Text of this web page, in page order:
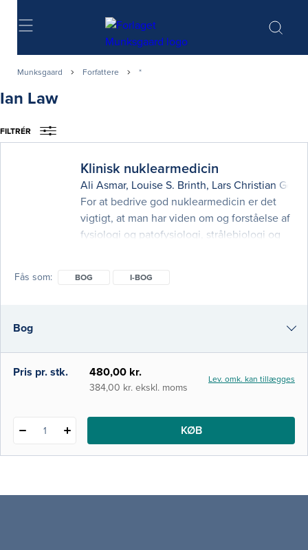
Søg
Munksgaard Forfattere *
Ian Law
FILTRÉR
Klinisk nuklearmedicin
Ali Asmar, Louise S. Brinth, Lars Christian
For at bedrive god nuklearmedicin er det
vigtigt, at man har viden om og forståelse af
fysiologi og patofysiologi, strålebiologi og
for specialet i høj grad baseret på
I denne 3. udgave af Klinisk nuklearmedicin
har vi derfor valgt også at
Fås som BOG I-BOG
Bog
i-bog
Pris pr. stk. 480,00 kr.
384,00 kr. ekskl. moms
Lev. omk. kan tillægges
1 KØB